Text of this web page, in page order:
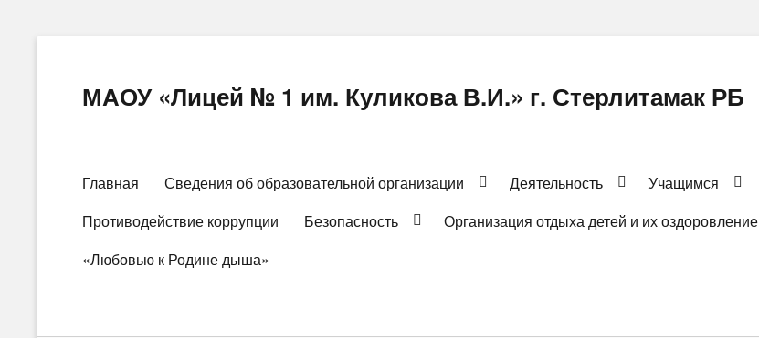
МАОУ «Лицей № 1 им. Куликова В.И.» г. Стерлитамак РБ
Основное
Главная Сведения об образовательной организации Деятельность Учащимся
Противодействие коррупции
Безопасность Организация отдыха детей и их оздоровление
«Любовью к Родине дыша»